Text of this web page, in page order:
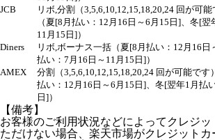
JCB
リボ,分割（3,5,6,10,12,15,18,20,24 回が可
（夏[8月払い：12月16日～6月15日]、冬[
11月15日]）
Diners
リボ,ボーナス一括（夏[8月払い：12月16日
払い：7月16日～11月15日]）
AMEX
分割（3,5,6,10,12,15,18,20,24 回が可能です
払い：12月16日～6月15日]、冬[翌年1月払
日]）
【備考】
お客様のご利用状況などによってクレジ
ただけない場合、楽天市場がクレジット